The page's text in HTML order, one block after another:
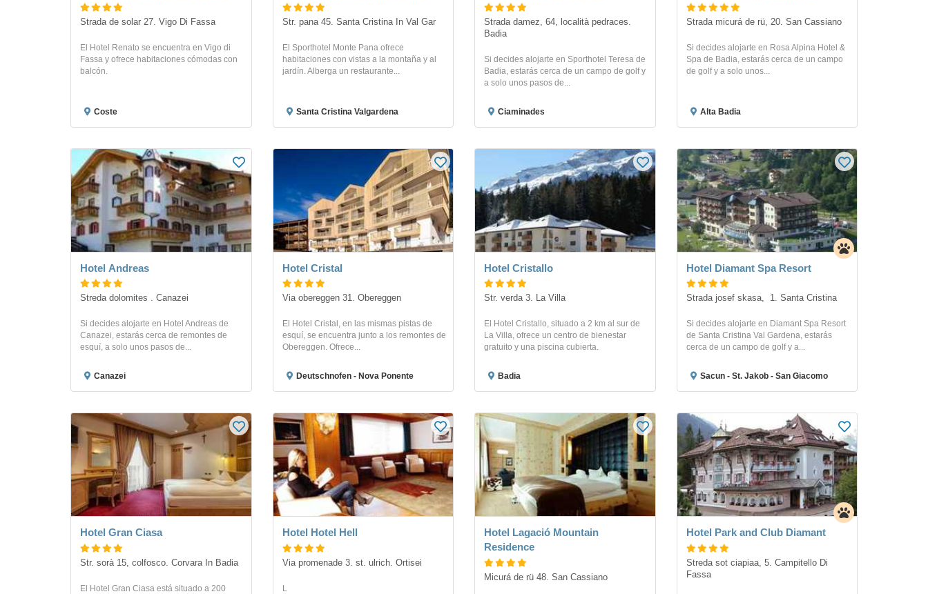
Strada de solar 27. Vigo Di Fassa
El Hotel Renato se encuentra en Vigo di
Fassa y ofrece habitaciones cómodas con
balcón.
Coste
Str. pana 45. Santa Cristina In Val Gar
El Sporthotel Monte Pana ofrece
habitaciones con vistas a la montaña y al
jardín. Alberga un restaurante...
Santa Cristina Valgardena
Strada damez, 64, località pedraces.
Badia
Si decides alojarte en Sporthotel Teresa de
Badia, estarás cerca de un campo de golf y
a solo unos pasos de...
Ciaminades
Strada micurá de rü, 20. San Cassiano
Si decides alojarte en Rosa Alpina Hotel &
Spa de Badia, estarás cerca de un campo
de golf y a solo unos...
Alta Badia
Hotel Andreas
Streda dolomites . Canazei
Si decides alojarte en Hotel Andreas de
Canazei, estarás cerca de remontes de
esquí, a solo unos pasos de...
Canazei
Hotel Cristal
Via obereggen 31. Obereggen
El Hotel Cristal, en las mismas pistas de
esquí, se encuentra junto a los remontes de
Obereggen. Ofrece...
Deutschnofen - Nova Ponente
Hotel Cristallo
Str. verda 3. La Villa
El Hotel Cristallo, situado a 2 km al sur de
La Villa, ofrece un centro de bienestar
gratuito y una piscina cubierta.
Badia
Hotel Diamant Spa Resort
Strada josef skasa,  1. Santa Cristina
Si decides alojarte en Diamant Spa Resort
de Santa Cristina Val Gardena, estarás
cerca de un campo de golf y a...
Sacun - St. Jakob - San Giacomo
Hotel Gran Ciasa
Str. sorà 15, colfosco. Corvara In Badia
El Hotel Gran Ciasa está situado a 200
Hotel Hotel Hell
Via promenade 3. st. ulrich. Ortisei
L
Hotel Lagació Mountain
Residence
Micurá de rü 48. San Cassiano
Hotel Park and Club Diamant
Streda sot ciapiaa, 5. Campitello Di
Fassa